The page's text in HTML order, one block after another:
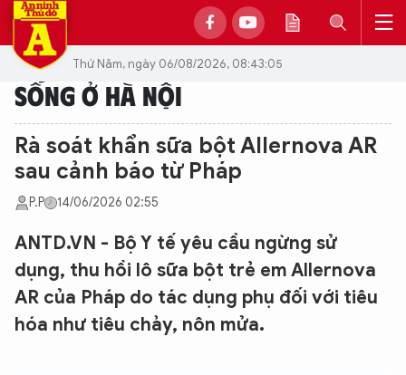
Thứ Năm, ngày 06/08/2026, 08:43:05
SỐNG Ở HÀ NỘI
Rà soát khẩn sữa bột Allernova AR
sau cảnh báo từ Pháp
P.P 14/06/2026 02:55
ANTD.VN - Bộ Y tế yêu cầu ngừng sử
dụng, thu hồi lô sữa bột trẻ em Allernova
AR của Pháp do tác dụng phụ đối với tiêu
hóa như tiêu chảy, nôn mửa.